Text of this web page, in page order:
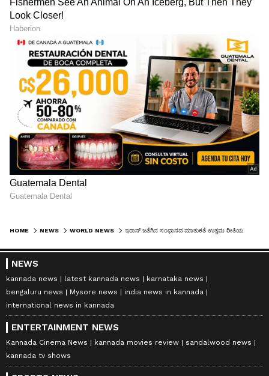
HOME NEWS WORLD NEWS
NEWS
kannada news latest kannada news
karnataka news
bengaluru news
Mysore news
india news in kannada
international news in kannada
ENTERTAINMENT NEWS
Kannada Cinema News kannada movies review
sandalwood news
kannada tv shows